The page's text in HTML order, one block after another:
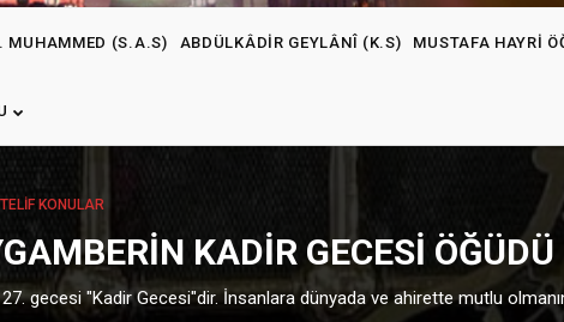
MUHAMMED (S.A.S) ABDÜLKÂDIR GEYLÂNÎ (K.S) MUSTAFA HAYRI
KONULAR
KADIR GECESI ÖĞÜDÜ
27. gecesi "Kadir Gecesi"dir. İnsanlara dünyada ve ahirette mutlu